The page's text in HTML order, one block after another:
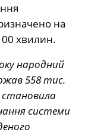
на
хвилин.
народний
558 тис.
становила
системи